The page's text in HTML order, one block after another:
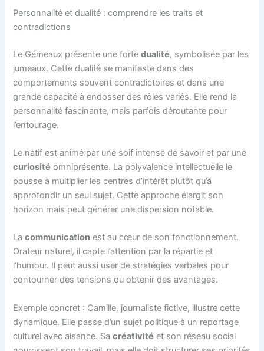
Personnalité et dualité : comprendre les traits et
contradictions
Le Gémeaux présente une fortedualité, symbolisée par les
jumeaux. Cette dualité se manifeste dans des
comportements souvent contradictoires et dans une
grande capacité à endosser des rôles variés. Elle rend la
personnalité fascinante, mais parfois déroutante pour
l’entourage.
Le natif est animé par une soif intense de savoir et par une
curiosité omniprésente. La polyvalence intellectuelle le
pousse à multiplier les centres d’intérêt plutôt qu’à
approfondir un seul sujet. Cette approche élargit son
horizon mais peut générer une dispersion notable.
Lacommunication est au cœur de son fonctionnement.
Orateur naturel, il capte l’attention par la répartie et
l’humour. Il peut aussi user de stratégies verbales pour
contourner des tensions ou obtenir des avantages.
Exemple concret : Camille, journaliste fictive, illustre cette
dynamique. Elle passe d’un sujet politique à un reportage
culturel avec aisance. Sacréativité et son réseau social